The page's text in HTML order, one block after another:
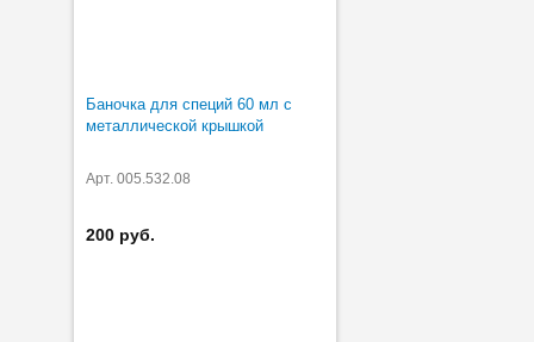
Баночка для специй 60 мл с
металлической крышкой
Арт. 005.532.08
200 руб.